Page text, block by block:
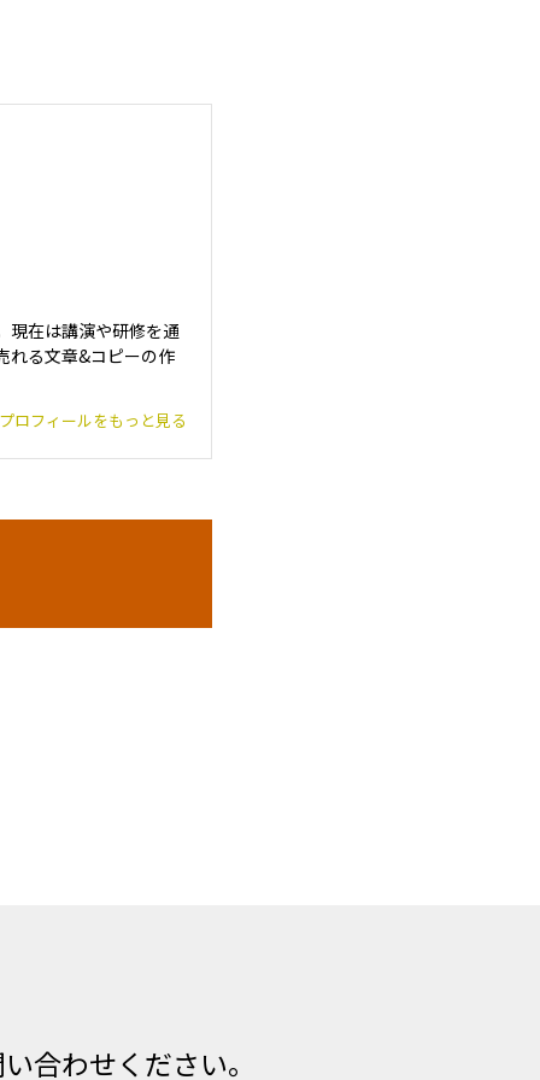
現在は講演や研修を通
れる文章&コピーの作
プロフィールをもっと見る
合わせください。